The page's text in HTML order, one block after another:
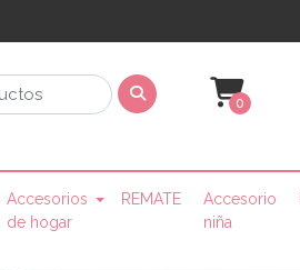
0
Accesorios
de hogar
REMATE
Accesorio
niña